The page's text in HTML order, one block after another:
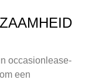
occasionlease-
een